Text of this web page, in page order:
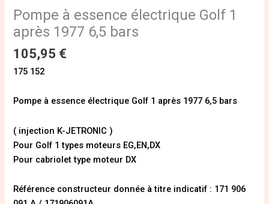
Pompe à essence électrique Golf 1
après 1977 6,5 bars
105,95 €
175 152
Pompe à essence électrique Golf 1 après 1977 6,5 bars
( injection K-JETRONIC )
Pour Golf 1 types moteurs EG,EN,DX
Pour cabriolet type moteur DX
Référence constructeur donnée à titre indicatif : 171 906